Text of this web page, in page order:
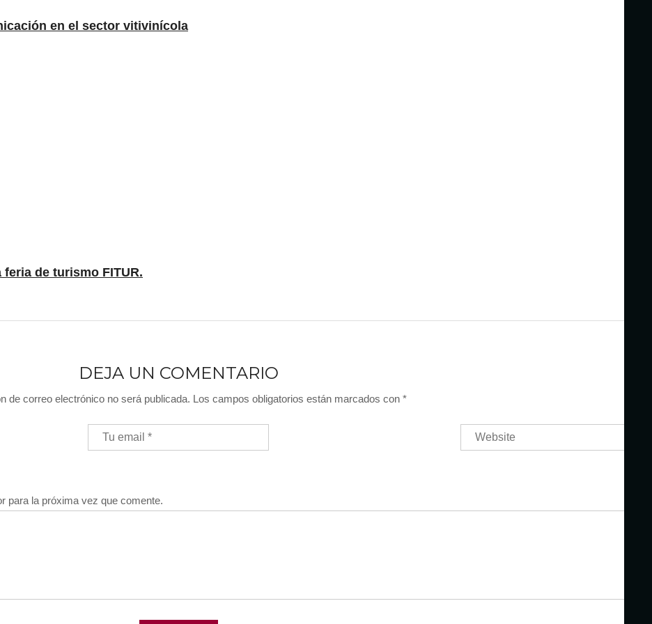
en el sector vitivinícola
de turismo FITUR.
DEJA UN COMENTARIO
de correo electrónico no será publicada. Los campos obligatorios están marcados con *
para la próxima vez que comente.